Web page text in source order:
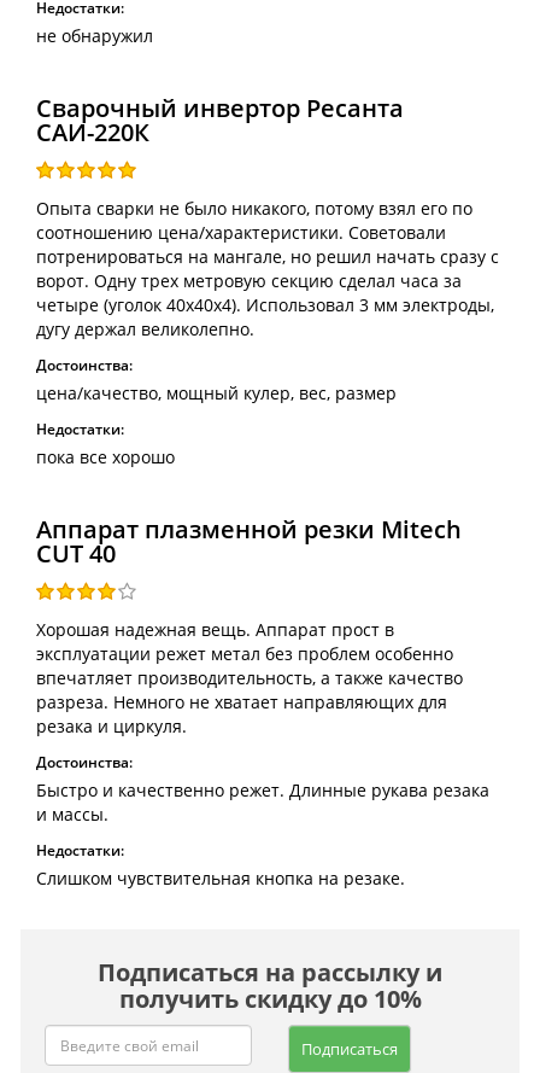
Недостатки:
не обнаружил
Сварочный инвертор Ресанта
САИ-220К
Опыта сварки не было никакого, потому взял его по
соотношению цена/характеристики. Советовали
потренироваться на мангале, но решил начать сразу с
ворот. Одну трех метровую секцию сделал часа за
четыре (уголок 40х40х4). Использовал 3 мм электроды,
дугу держал великолепно.
Достоинства:
цена/качество, мощный кулер, вес, размер
Недостатки:
пока все хорошо
Аппарат плазменной резки Mitech
CUT 40
Хорошая надежная вещь. Аппарат прост в
эксплуатации режет метал без проблем особенно
впечатляет производительность, а также качество
разреза. Немного не хватает направляющих для
резака и циркуля.
Достоинства:
Быстро и качественно режет. Длинные рукава резака
и массы.
Недостатки:
Слишком чувствительная кнопка на резаке.
Подписаться на рассылку и
получить скидку до 10%
Подписаться